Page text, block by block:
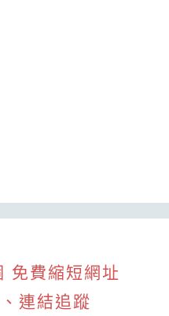
免費縮短網址
連結追蹤